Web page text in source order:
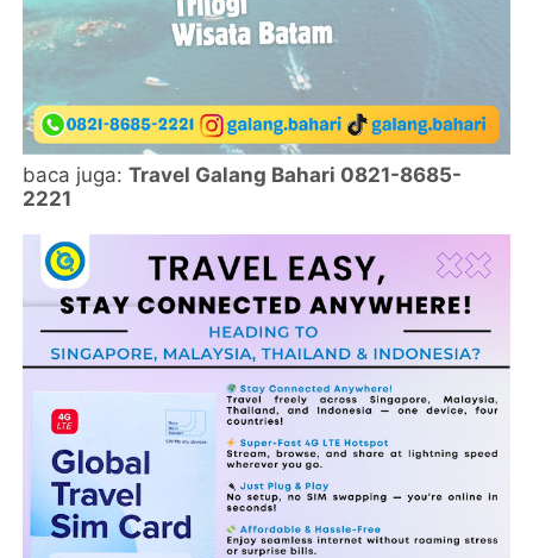
baca juga:Travel Galang Bahari 0821-8685-
2221